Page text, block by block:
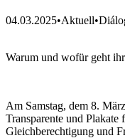
04.03.2025•Aktuell•
Warum und wofür geht
Am Samstag, dem 8.
Transparente und
Gleichberechtigung und